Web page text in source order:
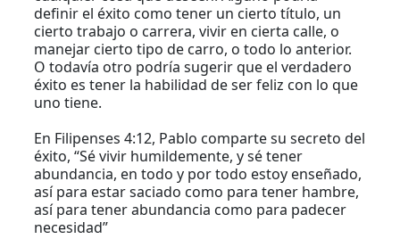
definir el éxito como tener un cierto título, un
cierto trabajo o carrera, vivir en cierta calle, o
manejar cierto tipo de carro, o todo lo anterior.
O todavía otro podría sugerir que el verdadero
éxito es tener la habilidad de ser feliz con lo que
uno tiene.
En Filipenses 4:12, Pablo comparte su secreto del
éxito, “Sé vivir humildemente, y sé tener
abundancia, en todo y por todo estoy enseñado,
así para estar saciado como para tener hambre,
así para tener abundancia como para padecer
necesidad”